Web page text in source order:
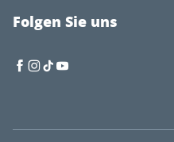
Folgen Sie uns